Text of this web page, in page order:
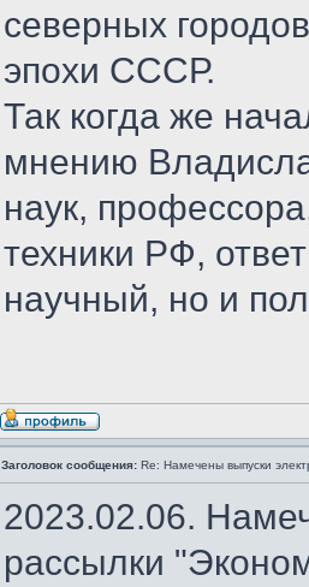
северных
эпохи СССР.
Так когда же
мнению
наук,
техники РФ,
научный, но и
Заголовок сообщения: Re: Намечены выпуски
2023.02.06.
рассылки